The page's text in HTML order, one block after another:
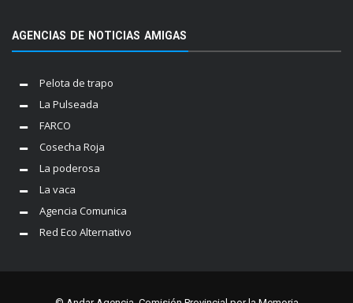
AGENCIAS DE NOTICIAS AMIGAS
Pelota de trapo
La Pulseada
FARCO
Cosecha Roja
La poderosa
La vaca
Agencia Comunica
Red Eco Alternativo